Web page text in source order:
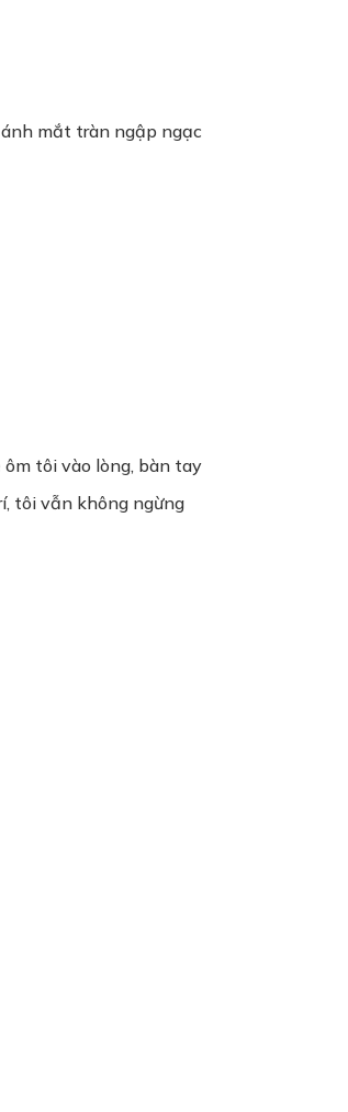
mắt tràn ngập ngạc
tôi vào lòng, bàn tay
tôi vẫn không ngừng